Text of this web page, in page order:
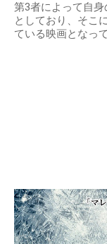
第3者によって自
としており、そこ
ている映画となっ